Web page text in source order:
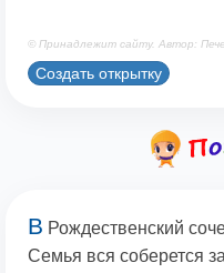
© Принадлежит сайту. Автор:
Создать открытку
В Рождественский
Семья вся соберется